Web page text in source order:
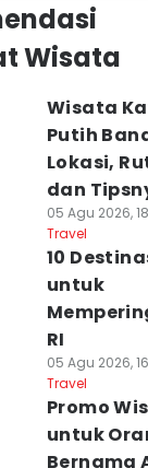
Wisata
Wisata
Putih
Lokasi,
dan
05 Agu 2026,
Travel
10
untuk
RI
05 Agu 2026,
Travel
Promo
untuk
Bernama